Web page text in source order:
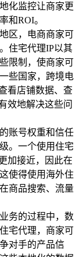
化监控让商家更
和ROI。
区，电商商家可
住宅代理IP以其
限制，使商家可
些国家，跨境电
看店铺数据、查
效地解决这些问
账号权重和信任
。一个使用住宅
加接近，因此在
使得使用海外住
商品搜索、流量
务的过程中，数
宅代理，商家可
对手的产品信